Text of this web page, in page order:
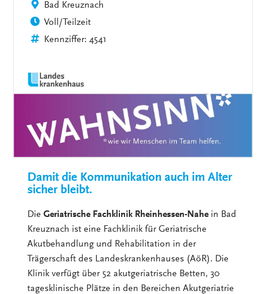
Bad Kreuznach
Voll/Teilzeit
Kennziffer: 4541
Damit die Kommunikation auch im Alter
sicher bleibt.
DieGeriatrische Fachklinik Rheinhessen-Nahein Bad
Kreuznach ist eine Fachklinik für Geriatrische
Akutbehandlung und Rehabilitation in der
Trägerschaft des Landeskrankenhauses (AöR). Die
Klinik verfügt über 52 akutgeriatrische Betten, 30
tagesklinische Plätze in den Bereichen Akutgeriatrie